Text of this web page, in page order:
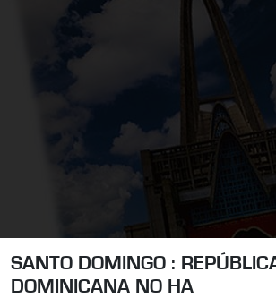
SANTO DOMINGO :
DOMINICANA NO HA